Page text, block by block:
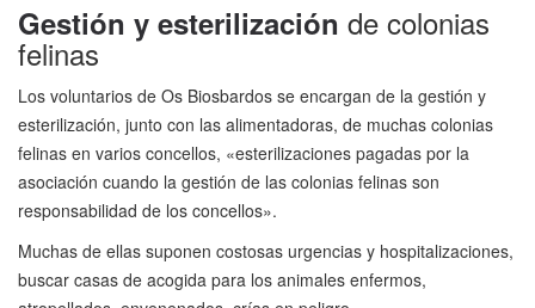
Gestión y esterilización de colonias
felinas
Los voluntarios de Os Biosbardos se encargan de la gestión y
esterilización, junto con las alimentadoras, de muchas colonias
felinas en varios concellos, «esterilizaciones pagadas por la
asociación cuando la gestión de las colonias felinas son
responsabilidad de los concellos».
Muchas de ellas suponen costosas urgencias y hospitalizaciones,
buscar casas de acogida para los animales enfermos,